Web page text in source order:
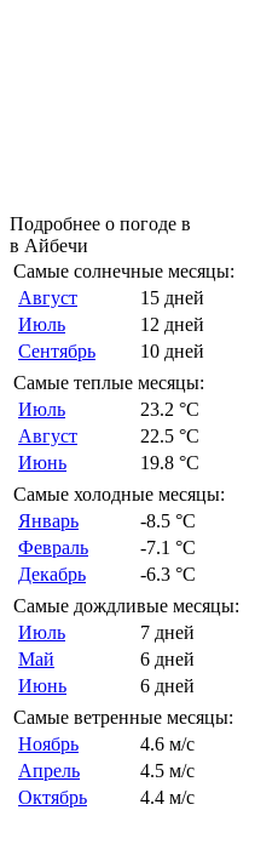
Подробнее о погоде в
в Айбечи
Самые солнечные месяцы:
Август
15 дней
Июль
12 дней
Сентябрь
10 дней
Самые теплые месяцы:
Июль
23.2 °C
Август
22.5 °C
Июнь
19.8 °C
Самые холодные месяцы:
Январь
-8.5 °C
Февраль
-7.1 °C
Декабрь
-6.3 °C
Самые дождливые месяцы:
Июль
7 дней
Май
6 дней
Июнь
6 дней
Самые ветренные месяцы:
Ноябрь
4.6 м/с
Апрель
4.5 м/с
Октябрь
4.4 м/с